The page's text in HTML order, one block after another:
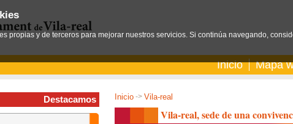
Inicio Mapa
Inicio -> Vila-real
Vila-real, sede de una
Destacamos
propias y de terceros para mejorar nuestros servicios. Si continúa navegando,